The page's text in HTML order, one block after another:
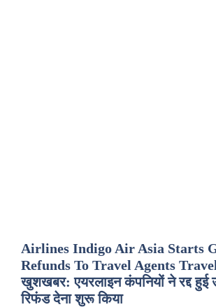
Airlines Indigo Air Asia Starts
Refunds To Travel Agents
खुशखबर: एयरलाइन कंपनियों ने रद्द हुई
रिफंड देना शुरू किया